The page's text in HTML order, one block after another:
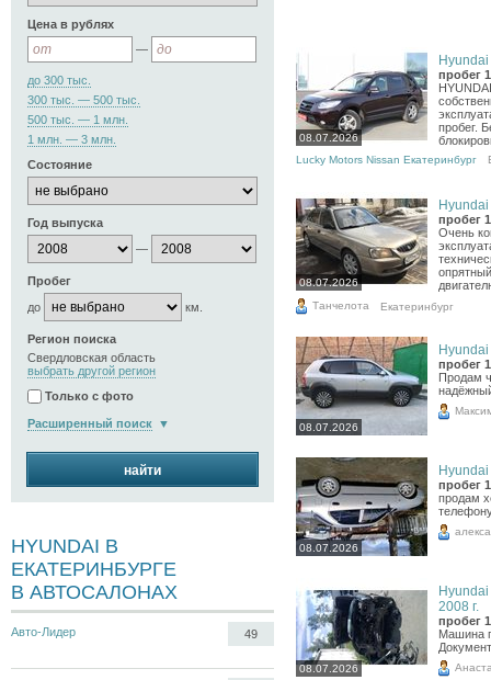
Цена в рублях
—
до 300 тыс.
300 тыс. — 500 тыс.
500 тыс. — 1 млн.
1 млн. — 3 млн.
Состояние
Год выпуска
—
Пробег
до
км.
Регион поиска
Свердловская область
выбрать другой регион
Только с фото
Расширенный поиск
найти
HYUNDAI В
ЕКАТЕРИНБУРГЕ
В АВТОСАЛОНАХ
Авто-Лидер 49
08.07.2026
Hyundai
пробег
пробег.
Lucky Motors Nissan Екатеринбург
08.07.2026
Hyundai
пробег
Очень
Танчелота Екатеринбург
08.07.2026
Hyundai
пробег
Продам
08.07.2026
Hyundai
пробег
продам
08.07.2026
2008 г.
пробег
Машина